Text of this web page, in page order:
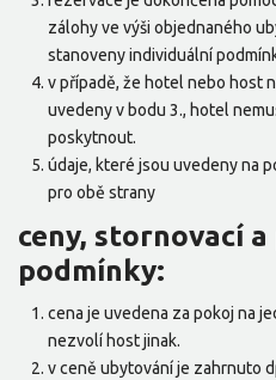
zálohy ve výši objednaného
stanoveny individuální
v případě, že hotel nebo host
uvedeny v bodu 3., hotel
poskytnout.
údaje, které jsou uvedeny na
pro obě strany
ceny, stornovací
podmínky:
cena je uvedena za pokoj na
nezvolí host jinak.
v ceně ubytování je zahrnuto